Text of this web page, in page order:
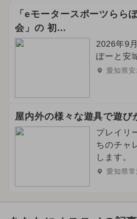
「eモータースポーツらら
会」の 初...
2026年9
ぽーと安
愛知県安
屋内外の様々な遊具で遊び
プレイリ
ちのチャ
します。
愛知県常